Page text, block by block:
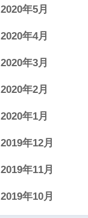
2020年5月
2020年4月
2020年3月
2020年2月
2020年1月
2019年12月
2019年11月
2019年10月